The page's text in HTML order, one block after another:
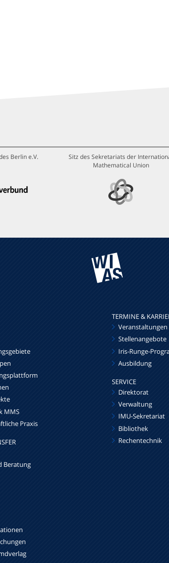
Berlin e.V.
Sitz des Sekretariats der
Mathematical Union
MMS
Praxis
Beratung
TERMINE &
Veranstaltungen
Stellenangebote
Iris-Runge-
Ausbildung
SERVICE
Direktorat
Verwaltung
IMU-Sekretariat
Bibliothek
Rechentechnik